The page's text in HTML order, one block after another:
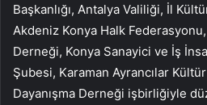
Başkanlığı, Antalya Valiliği, İl
Akdeniz Konya Halk
Derneği, Konya Sanayici ve İş
Şubesi, Karaman Ayrancılar
Dayanışma Derneği işbirliğiyle